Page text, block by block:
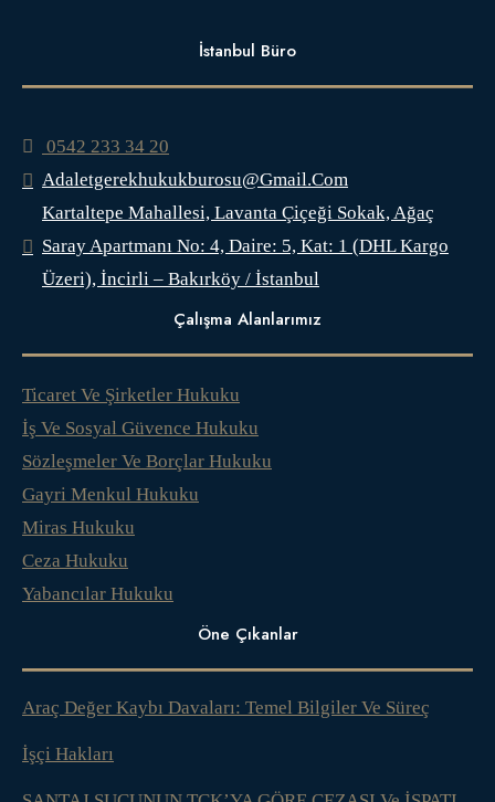
İstanbul Büro
0542 233 34 20
Adaletgerekhukukburosu@gmail.com
Kartaltepe Mahallesi, Lavanta Çiçeği Sokak, Ağaç
Saray Apartmanı No: 4, Daire: 5, Kat: 1 (DHL Kargo
Üzeri), İncirli – Bakırköy / İstanbul
Çalışma Alanlarımız
Ticaret Ve Şirketler Hukuku
İş Ve Sosyal Güvence Hukuku
Sözleşmeler Ve Borçlar Hukuku
Gayri Menkul Hukuku
Miras Hukuku
Ceza Hukuku
Yabancılar Hukuku
Öne Çıkanlar
Araç Değer Kaybı Davaları: Temel Bilgiler Ve Süreç
İşçi Hakları